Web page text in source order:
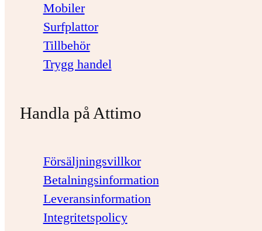
Mobiler
Surfplattor
Tillbehör
Trygg handel
Handla på Attimo
Försäljningsvillkor
Betalningsinformation
Leveransinformation
Integritetspolicy